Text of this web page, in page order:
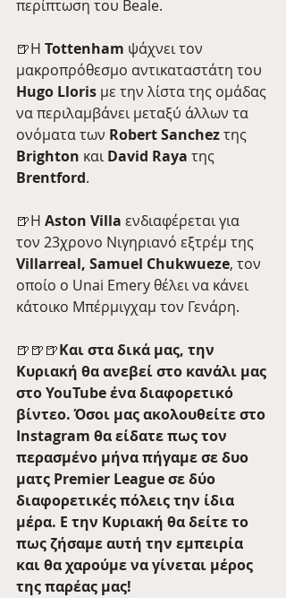
περίπτωση του Beale.
🍺Η Tottenham ψάχνει τον
μακροπρόθεσμο αντικαταστάτη του
Hugo Lloris με την λίστα της ομάδας
να περιλαμβάνει μεταξύ άλλων τα
ονόματα των Robert Sanchez της
Brighton και David Raya της
Brentford.
🍺Η Aston Villa ενδιαφέρεται για
τον 23χρονο Νιγηριανό εξτρέμ της
Villarreal, Samuel Chukwueze, τον
οποίο ο Unai Emery θέλει να κάνει
κάτοικο Μπέρμιγχαμ τον Γενάρη.
🍺🍺🍺Και στα δικά μας, την
Κυριακή θα ανεβεί στο κανάλι μας
στο YouTube ένα διαφορετικό
βίντεο. Όσοι μας ακολουθείτε στο
Instagram θα είδατε πως τον
περασμένο μήνα πήγαμε σε δυο
ματς Premier League σε δύο
διαφορετικές πόλεις την ίδια
μέρα. Ε την Κυριακή θα δείτε το
πως ζήσαμε αυτή την εμπειρία
και θα χαρούμε να γίνεται μέρος
της παρέας μας!